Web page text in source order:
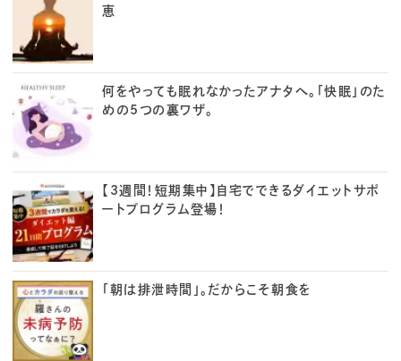
恵
何をやっても眠れなかったアナタへ。「快眠」のた
めの5つの裏ワザ。
【3週間！短期集中】自宅でできるダイエットサポ
ートプログラム登場！
「朝は排泄時間」。だからこそ朝食を